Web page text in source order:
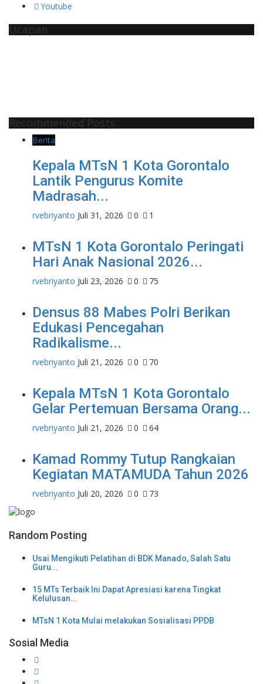
Youtube
Ucapan
Recommended Posts
Berita
Kepala MTsN 1 Kota Gorontalo
Lantik Pengurus Komite
Madrasah...
rvebriyanto Juli 31, 2026 0 1
MTsN 1 Kota Gorontalo Peringati
Hari Anak Nasional 2026...
rvebriyanto Juli 23, 2026 0 75
Densus 88 Mabes Polri Berikan
Edukasi Pencegahan
Radikalisme...
rvebriyanto Juli 21, 2026 0 70
Kepala MTsN 1 Kota Gorontalo
Gelar Pertemuan Bersama Orang...
rvebriyanto Juli 21, 2026 0 64
Kamad Rommy Tutup Rangkaian
Kegiatan MATAMUDA Tahun 2026
rvebriyanto Juli 20, 2026 0 73
Random Posting
Usai Mengikuti Pelatihan di BDK Manado, Salah Satu
Guru...
15 MTs Terbaik Ini Dapat Apresiasi karena Tingkat
Kelulusan...
MTsN 1 Kota Mulai melakukan Sosialisasi PPDB
Sosial Media